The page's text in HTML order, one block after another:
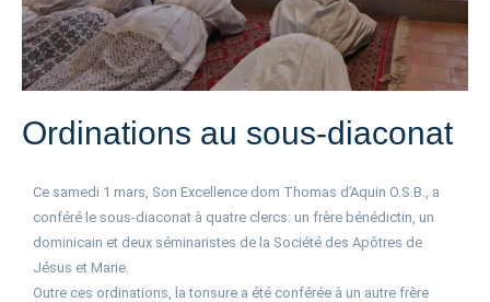
Ordinations au sous-diaconat
Ce samedi 1 mars, Son Excellence dom Thomas d’Aquin O.S.B., a
conféré le sous-diaconat à quatre clercs: un frère bénédictin, un
dominicain et deux séminaristes de la Société des Apôtres de
Jésus et Marie.
Outre ces ordinations, la tonsure a été conférée à un autre frère